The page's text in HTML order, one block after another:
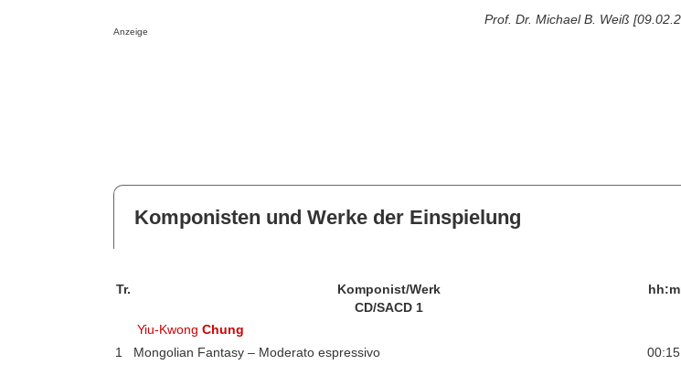
Prof. Dr. Michael B. Weiß
Anzeige
Komponisten und Werke der Einspielung
Tr. Komponist/Werk
CD/SACD 1
Yiu-KwongChung
1
Mongolian Fantasy – Moderato espressivo